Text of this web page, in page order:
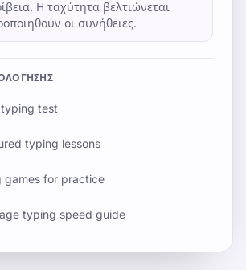
Η ταχύτητα βελτιώνεται
οι συνήθειες.
test
typing lessons
games for practice
typing speed guide